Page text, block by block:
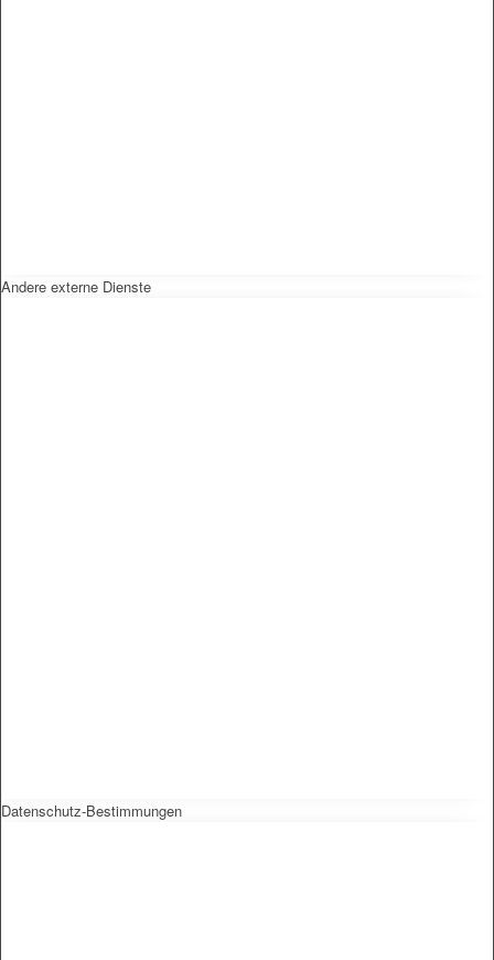
Andere externe Dienste
Datenschutz-Bestimmungen